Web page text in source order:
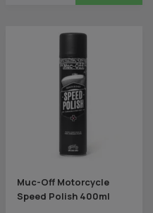
Muc-Off Motorcycle
Speed Polish 400ml